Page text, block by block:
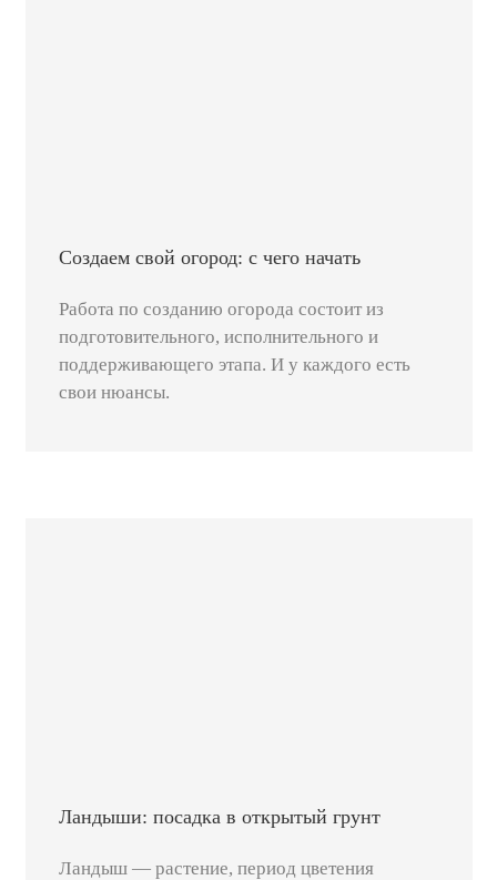
Создаем свой огород: с чего начать
Работа по созданию огорода состоит из
подготовительного, исполнительного и
поддерживающего этапа. И у каждого есть
свои нюансы.
Ландыши: посадка в открытый грунт
Ландыш — растение, период цветения